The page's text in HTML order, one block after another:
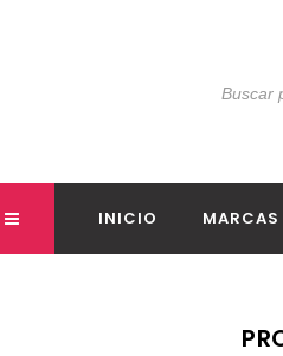
INICIO MARCAS